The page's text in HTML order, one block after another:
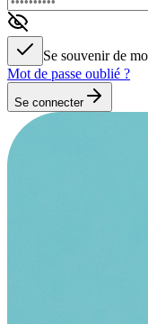
Se souvenir de
Mot de passe oublié ?
Se connecter